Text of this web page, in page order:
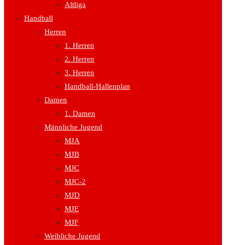
Altliga
Handball
Herren
1. Herren
2. Herren
3. Herren
Handball-Hallenplan
Damen
1. Damen
Männliche Jugend
MJA
MJB
MJC
MJC-2
MJD
MJE
MJF
Weibliche Jugend